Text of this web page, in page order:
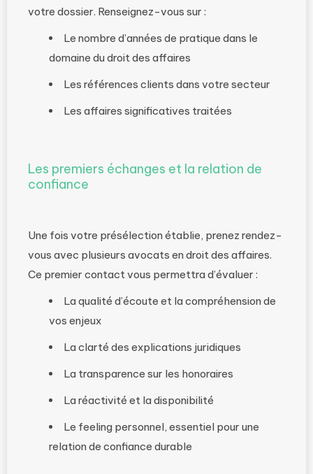
votre dossier. Renseignez-vous sur :
Le nombre d’années de pratique dans le
domaine du droit des affaires
Les références clients dans votre secteur
Les affaires significatives traitées
Les premiers échanges et la relation de
confiance
Une fois votre présélection établie, prenez rendez-
vous avec plusieurs avocats en droit des affaires.
Ce premier contact vous permettra d’évaluer :
La qualité d’écoute et la compréhension de
vos enjeux
La clarté des explications juridiques
La transparence sur les honoraires
La réactivité et la disponibilité
Le feeling personnel, essentiel pour une
relation de confiance durable